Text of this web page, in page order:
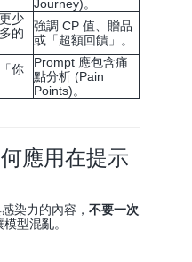
Journey)。
少
的
強調 CP 值、贈品
或「超額回饋」。
你
Prompt 應包含痛
點分析 (Pain
Points)。
應用在提示
染力的內容， 不要一次
模型混亂。